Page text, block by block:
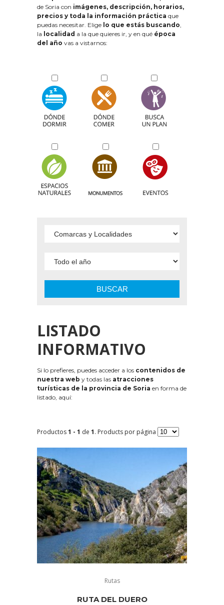
de Soria con imágenes, descripción, horarios,
precios y toda la información práctica que
puedas necesitar. Elige lo que estás buscando,
la localidad a la que quieres ir, y en qué época
del año vas a vistarnos:
BUSCAR
LISTADO
INFORMATIVO
Si lo prefieres, puedes acceder a los contenidos de
nuestra web y todas las atracciones
turísticas de la provincia de Soria en forma de
listado, aquí:
Productos1 - 1 de 1. Products por página
Rutas
RUTA DEL DUERO